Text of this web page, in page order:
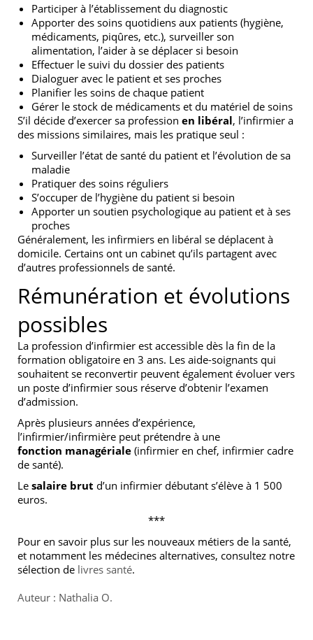
Participer à l’établissement du diagnostic
Apporter des soins quotidiens aux patients (hygiène,
médicaments, piqûres, etc.), surveiller son
alimentation, l’aider à se déplacer si besoin
Effectuer le suivi du dossier des patients
Dialoguer avec le patient et ses proches
Planifier les soins de chaque patient
Gérer le stock de médicaments et du matériel de soins
S’il décide d’exercer sa profession en libéral, l’infirmier a
des missions similaires, mais les pratique seul :
Surveiller l’état de santé du patient et l’évolution de sa
maladie
Pratiquer des soins réguliers
S’occuper de l’hygiène du patient si besoin
Apporter un soutien psychologique au patient et à ses
proches
Généralement, les infirmiers en libéral se déplacent à
domicile. Certains ont un cabinet qu’ils partagent avec
d’autres professionnels de santé.
Rémunération et évolutions
possibles
La profession d’infirmier est accessible dès la fin de la
formation obligatoire en 3 ans. Les aide-soignants qui
souhaitent se reconvertir peuvent également évoluer vers
un poste d’infirmier sous réserve d’obtenir l’examen
d’admission.
Après plusieurs années d’expérience,
l’infirmier/infirmière peut prétendre à une
fonction managériale (infirmier en chef, infirmier cadre
de santé).
Le salaire brut d’un infirmier débutant s’élève à 1 500
euros.
***
Pour en savoir plus sur les nouveaux métiers de la santé,
et notamment les médecines alternatives, consultez notre
sélection de livres santé.
Auteur : Nathalia O.